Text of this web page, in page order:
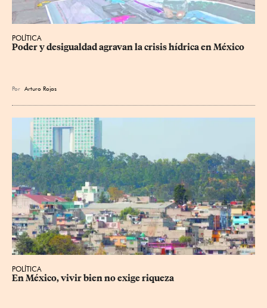
POLÍTICA
Poder y desigualdad agravan la crisis hídrica en México
Por Arturo Rojas
POLÍTICA
En México, vivir bien no exige riqueza